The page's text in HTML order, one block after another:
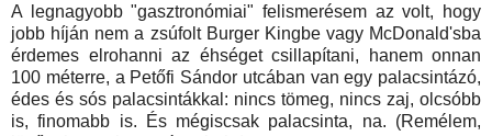
A legnagyobb "gasztronómiai" felismerésem az volt, hogy
jobb híján nem a zsúfolt Burger Kingbe vagy McDonald'sba
érdemes elrohanni az éhséget csillapítani, hanem onnan
100 méterre, a Petőfi Sándor utcában van egy palacsintázó,
édes és sós palacsintákkal: nincs tömeg, nincs zaj, olcsóbb
is, finomabb is. És mégiscsak palacsinta, na. (Remélem,